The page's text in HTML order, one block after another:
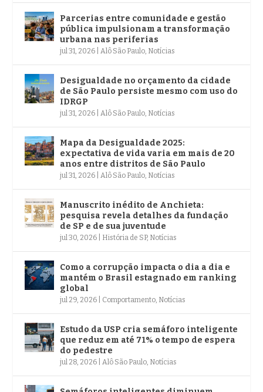
Parcerias entre comunidade e gestão
pública impulsionam a transformação
urbana nas periferias
jul 31, 2026 Alô São Paulo Notícias
Desigualdade no orçamento da cidade
de São Paulo persiste mesmo com uso do
IDRGP
jul 31, 2026 Alô São Paulo Notícias
Mapa da Desigualdade 2025:
expectativa de vida varia em mais de 20
anos entre distritos de São Paulo
jul 31, 2026 Alô São Paulo Notícias
Manuscrito inédito de Anchieta:
pesquisa revela detalhes da fundação
de SP e de sua juventude
jul 30, 2026 História de SP, Notícias
Como a corrupção impacta o dia a dia e
mantém o Brasil estagnado em ranking
global
jul 29, 2026 Comportamento Notícias
Estudo da USP cria semáforo inteligente
que reduz em até 71% o tempo de espera
do pedestre
jul 28, 2026 Alô São Paulo Notícias